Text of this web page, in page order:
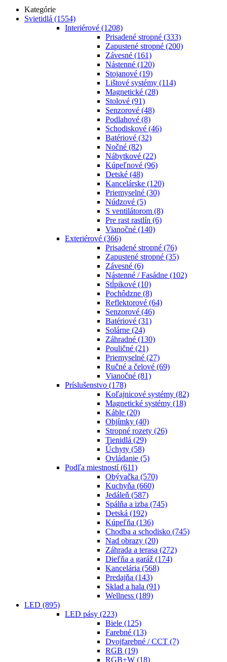
Kategórie
Svietidlá (1554)
Interiérové (1208)
Prisadené stropné (333)
Zapustené stropné (200)
Závesné (161)
Nástenné (120)
Stojanové (19)
Lištové systémy (114)
Magnetické (28)
Stolové (91)
Senzorové (48)
Podlahové (8)
Schodiskové (46)
Batériové (32)
Nočné (82)
Nábytkové (22)
Kúpeľnové (96)
Detské (48)
Kancelárske (120)
Priemyselné (30)
Núdzové (5)
S ventilátorom (8)
Pre rast rastlín (6)
Vianočné (140)
Exteriérové (366)
Prisadené stropné (76)
Zapustené stropné (35)
Závesné (6)
Nástenné / Fasádne (102)
Stĺpikové (10)
Pochôdzne (8)
Reflektorové (64)
Senzorové (46)
Batériové (31)
Solárne (24)
Záhradné (130)
Pouličné (21)
Priemyselné (27)
Ručné a čelové (69)
Vianočné (81)
Príslušenstvo (178)
Koľajnicové systémy (82)
Magnetické systémy (18)
Káble (20)
Objímky (40)
Stropné rozety (26)
Tienidlá (29)
Úchyty (58)
Ovládanie (5)
Podľa miestností(611)
Obývačka (570)
Kuchyňa (660)
Jedáleň (587)
Spálňa a izba (745)
Detská (192)
Kúpeľňa (136)
Chodba a schodisko (745)
Nad obrazy (20)
Záhrada a terasa (272)
Dieľňa a garáž (174)
Kancelária (568)
Predajňa (143)
Sklad a hala (91)
Wellness (189)
LED (895)
LED pásy (223)
Biele (125)
Farebné (13)
Dvojfarebné / CCT (7)
RGB (19)
RGB+W (18)